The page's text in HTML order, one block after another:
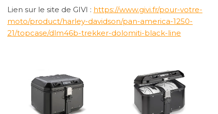
Lien sur le site de GIVI : https://www.givi.fr/pour-votre-
moto/product/harley-davidson/pan-america-1250-
21/topcase/dlm46b-trekker-dolomiti-black-line